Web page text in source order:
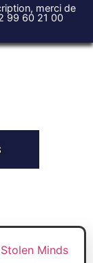
merci de
99 60 21 00